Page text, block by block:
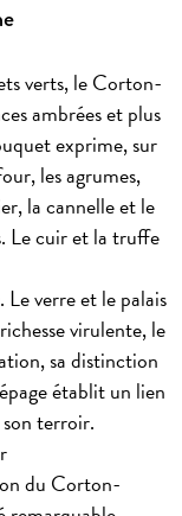
verts, le Corton-
ambrées et plus
exprime, sur
les agrumes,
la cannelle et le
Le cuir et la truffe
Le verre et le palais
virulente, le
sa distinction
établit un lien
terroir.
du Corton-